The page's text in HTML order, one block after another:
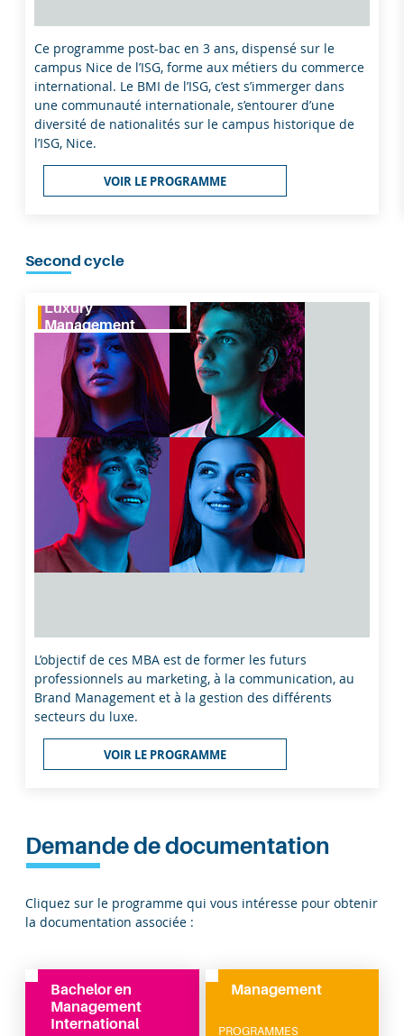
Ce programme post-bac en 3 ans, dispensé sur le
campus Nice de l’ISG, forme aux métiers du commerce
international. Le BMI de l’ISG, c’est s’immerger dans
une communauté internationale, s’entourer d’une
diversité de nationalités sur le campus historique de
l’ISG, Nice.
VOIR LE PROGRAMME
Second cycle
Luxury Management
L’objectif de ces MBA est de former les futurs
professionnels au marketing, à la communication, au
Brand Management et à la gestion des différents
secteurs du luxe.
VOIR LE PROGRAMME
Demande de documentation
Cliquez sur le programme qui vous intéresse pour obtenir
la documentation associée :
Bachelor en
Management
Luxury Management
PROGRAMMES